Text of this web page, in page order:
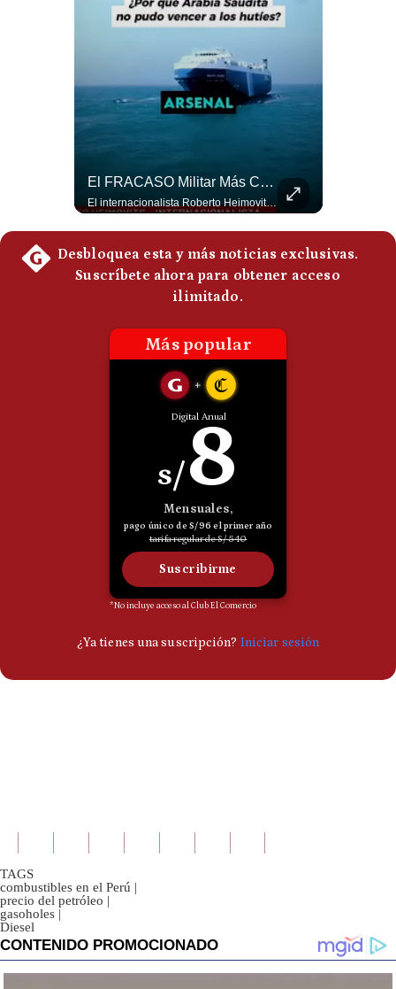
Condiciones
De
Cookies
Preguntas
El FRACASO Militar Más Caro De Medio Oriente | #radar24
El internacionalista Roberto Heimovits señaló que Arabia Saudita posee armamento avanzado comprado por decenas de miles de millones de dólares. Sin embargo, recuerda que combatió durante siete años contra los hutíes sin conseguir derrotarlos, pese a la enorme diferencia de poder militar. #ArabiaSaudita #Hutíes #RobertoHeimovits #Geopolítica #Guerra #NoticiasInternacionales #Shorts 👉 Suscríbete y activa la campana para no perderte nuestro análisis diario. 🌎 Síguenos en nuestras redes sociales: 📌 Web oficial: https://gestion.pe/mundo/ 📌 LinkedIn: http://bit.ly/3HYIET0 📌 X (Twitter): http://bit.ly/4noZtX9 📌 TikTok: http://bit.ly/4evB6TO
TAGS
combustibles en el Perú |
precio del petróleo |
gasoholes |
Diesel